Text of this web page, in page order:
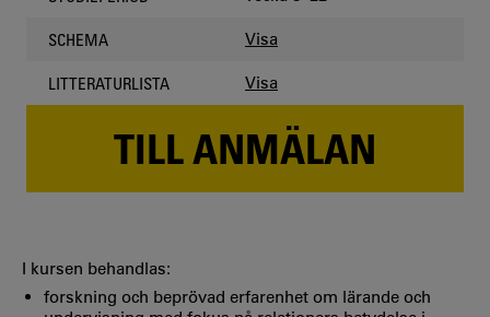
SCHEMA Visa
LITTERATURLISTA Visa
TILL ANMÄLAN
I kursen behandlas:
forskning och beprövad erfarenhet om lärande och